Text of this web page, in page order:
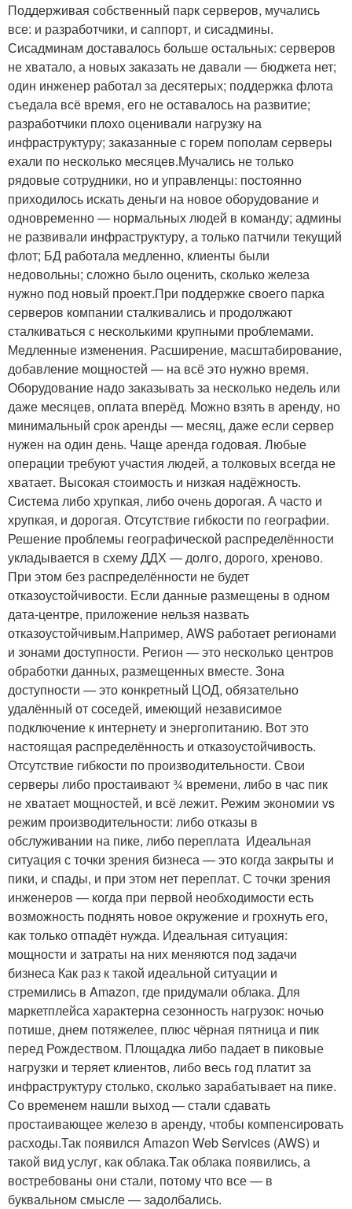
Поддерживая собственный парк серверов, мучались
все: и разработчики, и саппорт, и сисадмины.
Сисадминам доставалось больше остальных: серверов
не хватало, а новых заказать не давали — бюджета нет;
один инженер работал за десятерых; поддержка флота
съедала всё время, его не оставалось на развитие;
разработчики плохо оценивали нагрузку на
инфраструктуру; заказанные с горем пополам серверы
ехали по несколько месяцев.Мучались не только
рядовые сотрудники, но и управленцы: постоянно
приходилось искать деньги на новое оборудование и
одновременно — нормальных людей в команду; админы
не развивали инфраструктуру, а только патчили текущий
флот; БД работала медленно, клиенты были
недовольны; сложно было оценить, сколько железа
нужно под новый проект.При поддержке своего парка
серверов компании сталкивались и продолжают
сталкиваться с несколькими крупными проблемами.
Медленные изменения. Расширение, масштабирование,
добавление мощностей — на всё это нужно время.
Оборудование надо заказывать за несколько недель или
даже месяцев, оплата вперёд. Можно взять в аренду, но
минимальный срок аренды — месяц, даже если сервер
нужен на один день. Чаще аренда годовая. Любые
операции требуют участия людей, а толковых всегда не
хватает. Высокая стоимость и низкая надёжность.
Система либо хрупкая, либо очень дорогая. А часто и
хрупкая, и дорогая. Отсутствие гибкости по географии.
Решение проблемы географической распределённости
укладывается в схему ДДХ — долго, дорого, хреново.
При этом без распределённости не будет
отказоустойчивости. Если данные размещены в одном
дата-центре, приложение нельзя назвать
отказоустойчивым.Например, AWS работает регионами
и зонами доступности. Регион — это несколько центров
обработки данных, размещенных вместе. Зона
доступности — это конкретный ЦОД, обязательно
удалённый от соседей, имеющий независимое
подключение к интернету и энергопитанию. Вот это
настоящая распределённость и отказоустойчивость.
Отсутствие гибкости по производительности. Свои
серверы либо простаивают ¾ времени, либо в час пик
не хватает мощностей, и всё лежит. Режим экономии vs
режим производительности: либо отказы в
обслуживании на пике, либо переплата Идеальная
ситуация с точки зрения бизнеса — это когда закрыты и
пики, и спады, и при этом нет переплат. С точки зрения
инженеров — когда при первой необходимости есть
возможность поднять новое окружение и грохнуть его,
как только отпадёт нужда. Идеальная ситуация:
мощности и затраты на них меняются под задачи
бизнеса Как раз к такой идеальной ситуации и
стремились в Amazon, где придумали облака. Для
маркетплейса характерна сезонность нагрузок: ночью
потише, днем потяжелее, плюс чёрная пятница и пик
перед Рождеством. Площадка либо падает в пиковые
нагрузки и теряет клиентов, либо весь год платит за
инфраструктуру столько, сколько зарабатывает на пике.
Со временем нашли выход — стали сдавать
простаивающее железо в аренду, чтобы компенсировать
расходы.Так появился Amazon Web Services (AWS) и
такой вид услуг, как облака.Так облака появились, а
востребованы они стали, потому что все — в
буквальном смысле — задолбались.